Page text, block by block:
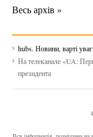
Весь архів »
hubs. Новини, варті
На телеканале «UA:
президента